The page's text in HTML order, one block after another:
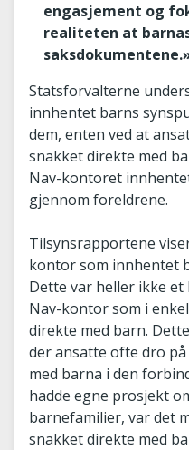
engasjement og
realiteten at
Statsforvalterne
innhentet barns
dem, enten ved at
snakket direkte med
Nav-kontoret
gjennom foreldrene.
Tilsynsrapportene
kontor som innhentet
Dette var heller ikke
Nav-kontor som i
direkte med barn.
der ansatte ofte dro
med barna i den
hadde egne prosjekt
barnefamilier, var det
snakket direkte med